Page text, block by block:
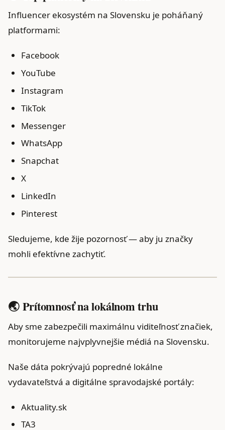
Influencer ekosystém na Slovensku je poháňaný
platformami:
Facebook
YouTube
Instagram
TikTok
Messenger
WhatsApp
Snapchat
X
LinkedIn
Pinterest
Sledujeme, kde žije pozornosť — aby ju značky
mohli efektívne zachytiť.
🌏 Prítomnosť na lokálnom trhu
Aby sme zabezpečili maximálnu viditeľnosť značiek,
monitorujeme najvplyvnejšie médiá na Slovensku.
Naše dáta pokrývajú popredné lokálne
vydavateľstvá a digitálne spravodajské portály:
Aktuality.sk
TA3